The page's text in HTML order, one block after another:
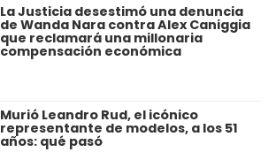
La Justicia desestimó una denuncia
de Wanda Nara contra Alex Caniggia
que reclamará una millonaria
compensación económica
Murió Leandro Rud, el icónico
representante de modelos, a los 51
años: qué pasó